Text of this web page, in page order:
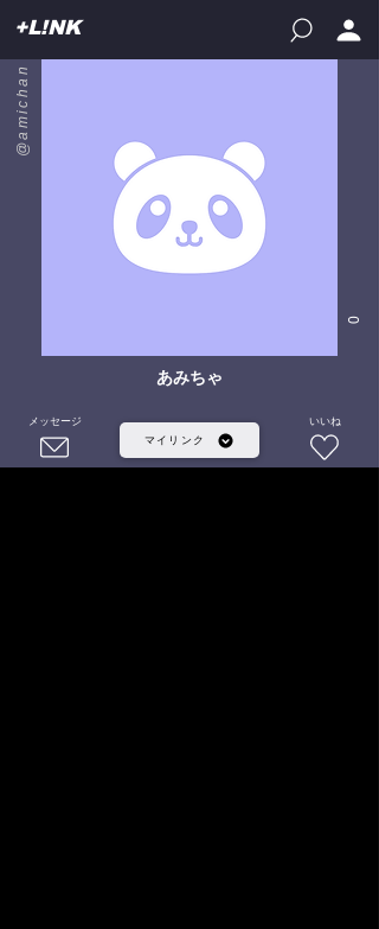
+L!NK
@amichan
0
あみちゃ
メッセージ
マイリンク
いいね